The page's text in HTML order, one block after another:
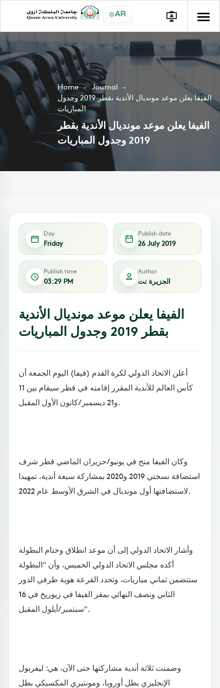
AR
Home
Journal
الفيفا يعلن موعد مونديال الأندية بقطر 2019 وجدول
المباريات
الفيفا يعلن موعد مونديال الأندية بقطر
2019 وجدول المباريات
Day
Friday
Publish date
26 July 2019
Publish time
03:29 PM
Author
الجزيرة نت
الفيفا يعلن موعد مونديال الأندية
بقطر 2019 وجدول المباريات
أعلن الاتحاد الدولي لكرة القدم (فيفا) اليوم الجمعة أن
كأس العالم للأندية المقرر إقامته في قطر سيقام بين 11
و21 ديسمبر/كانون الأول المقبل.
وكان الفيفا منح في يونيو/حزيران الماضي قطر شرف
استضافة نسختي 2019 و2020 بمشاركة سبعة أندية، تمهيدا
لاستضافتها أول مونديال في الشرق الأوسط عام 2022.
وأشار الاتحاد الدولي إلى أن موعد انطلاق وختام البطولة
أكده مجلس الاتحاد الدولي الخميس، وأن "البطولة
ستتضمن ثماني مباريات، وتحدد القرعة هوية طرفي الدور
الثاني ونصف النهائي بمقر الفيفا في زيوريخ في 16
سبتمبر/أيلول المقبل".
وضمنت ثلاثة أندية مشاركتها حتى الآن، هي: ليفربول
الإنجليزي بطل أوروبا، ومونتيري المكسيكي بطل